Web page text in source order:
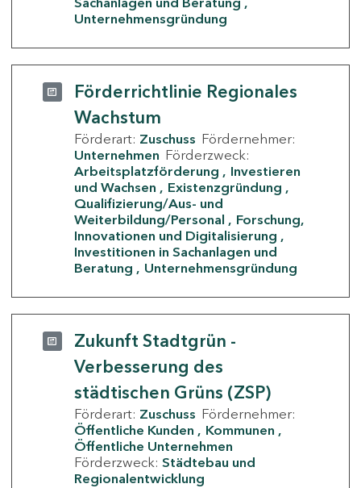
Unternehmensgründung
Förderrichtlinie Regionales
Wachstum
Förderart: Zuschuss Fördernehmer:
Unternehmen Förderzweck:
Arbeitsplatzförderung
Investieren
und Wachsen
Existenzgründung
Qualifizierung/Aus- und
Weiterbildung/Personal
Forschung,
Innovationen und Digitalisierung
Investitionen in Sachanlagen und
Beratung
Unternehmensgründung
Zukunft Stadtgrün -
Verbesserung des
städtischen Grüns (ZSP)
Förderart: Zuschuss Fördernehmer:
Öffentliche Kunden
Kommunen
Öffentliche Unternehmen
Förderzweck: Städtebau und
Regionalentwicklung